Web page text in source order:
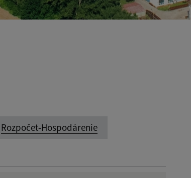
Rozpočet-Hospodárenie